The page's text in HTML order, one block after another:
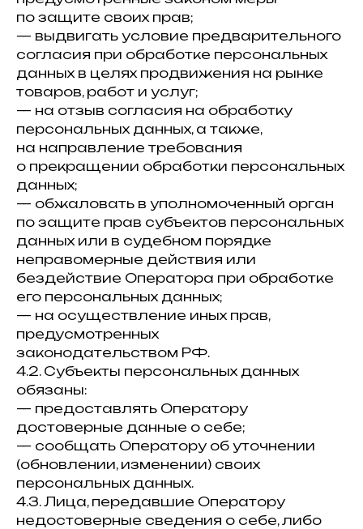
по защите своих прав;
— выдвигать условие предварительного
согласия при обработке персональных
данных в целях продвижения на рынке
товаров, работ и услуг;
— на отзыв согласия на обработку
персональных данных, а также,
на направление требования
о прекращении обработки персональных
данных;
— обжаловать в уполномоченный орган
по защите прав субъектов персональных
данных или в судебном порядке
неправомерные действия или
бездействие Оператора при обработке
его персональных данных;
— на осуществление иных прав,
предусмотренных
законодательством РФ.
4.2. Субъекты персональных данных
обязаны:
— предоставлять Оператору
достоверные данные о себе;
— сообщать Оператору об уточнении
(обновлении, изменении) своих
персональных данных.
4.3. Лица, передавшие Оператору
недостоверные сведения о себе, либо